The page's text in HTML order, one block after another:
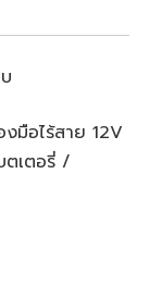
งมือไร้สาย 12V
ตเตอรี่ /